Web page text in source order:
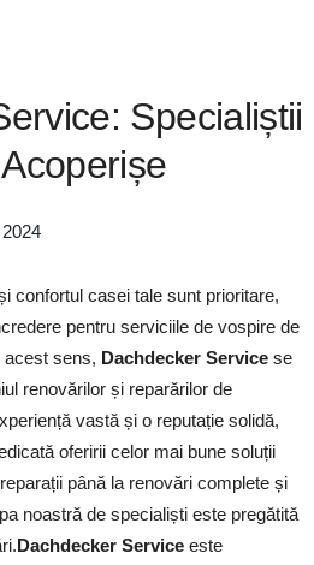
Specialiștii
confortul casei tale sunt prioritare,
pentru serviciile de vospire de
acest sens, Dachdecker Service se
renovărilor și reparărilor de
vastă și o reputație solidă,
oferirii celor mai bune soluții
până la renovări complete și
noastră de specialiști este pregătită
Dachdecker Service este